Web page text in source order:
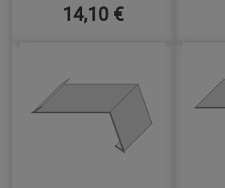
14,10 €